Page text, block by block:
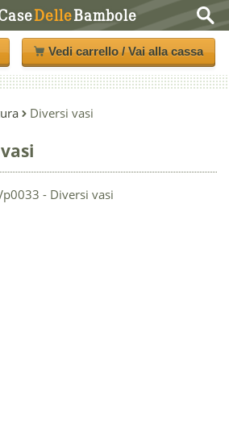
DelleBambole
Vedi carrello / Vai alla cassa
Diversi vasi